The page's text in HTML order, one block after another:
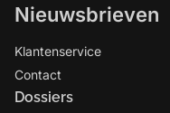
Nieuwsbrieven
Klantenservice
Contact
Dossiers